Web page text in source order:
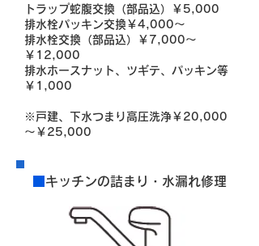
トラップ蛇腹交換（部品込）￥5,000
排水栓パッキン交換￥4,000～
排水栓交換（部品込）￥7,000～
￥12,000
排水ホースナット、ツギテ、パッキン等
￥1,000
※戸建、下水つまり高圧洗浄￥20,000
～￥25,000
キッチンの詰まり・水漏れ修理